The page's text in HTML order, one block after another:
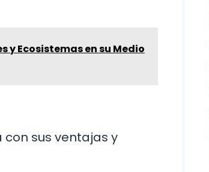
y Ecosistemas en su Medio
con sus ventajas y